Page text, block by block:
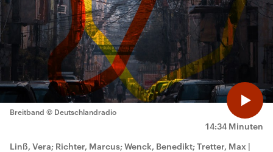
14:34 Minuten
Breitband © Deutschlandradio
Linß, Vera; Richter, Marcus; Wenck, Benedikt; Tretter, Max |